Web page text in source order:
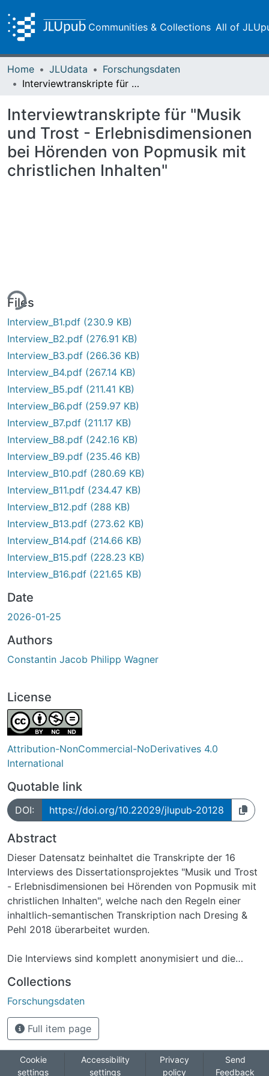
Communities & Collections All of
Home JLUdata
Forschungsdaten
Interviewtranskripte für "Musik und Trost - Erlebnisdimensionen bei Hörenden von Popmusik mit christlichen Inhalten"
Interviewtranskripte für "Musik
und Trost - Erlebnisdimensionen
bei Hörenden von Popmusik mit
christlichen Inhalten"
Files
Interview_B1.pdf (230.9 KB)
Interview_B2.pdf (276.91 KB)
Interview_B3.pdf (266.36 KB)
Interview_B4.pdf (267.14 KB)
Interview_B5.pdf (211.41 KB)
Interview_B6.pdf (259.97 KB)
Interview_B7.pdf (211.17 KB)
Interview_B8.pdf (242.16 KB)
Interview_B9.pdf (235.46 KB)
Interview_B10.pdf (280.69 KB)
Interview_B11.pdf (234.47 KB)
Interview_B12.pdf (288 KB)
Interview_B13.pdf (273.62 KB)
Interview_B14.pdf (214.66 KB)
Interview_B15.pdf (228.23 KB)
Interview_B16.pdf (221.65 KB)
Date
2026-01-25
Authors
Constantin Jacob Philipp Wagner
License
Attribution-NonCommercial-NoDerivatives 4.0
International
Quotable link
DOI: https://doi.org/10.22029/jlupub-20128
Abstract
Dieser Datensatz beinhaltet die Transkripte der 16
Interviews des Dissertationsprojektes "Musik und Trost
- Erlebnisdimensionen bei Hörenden von Popmusik mit
christlichen Inhalten", welche nach den Regeln einer
inhaltlich-semantischen Transkription nach Dresing &
Pehl 2018 überarbeitet wurden.
Die Interviews sind komplett anonymisiert und die
Bereitstellung der anonymisierten Interviews
zugestimmt.
Collections
Forschungsdaten
Full item page
Cookie
settings
Accessibility
settings
Privacy
policy
Send
Feedback